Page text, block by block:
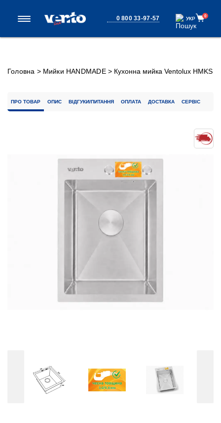
0 800 33-97-57 УКР
УКР 0
Головна > Мийки HANDMADE> Кухонна мийка Ventolux HMKS
ПРО ТОВАР ОПИС ВІДГУКИ/ПИТАННЯ ОПЛАТА ДОСТАВКА СЕРВІС